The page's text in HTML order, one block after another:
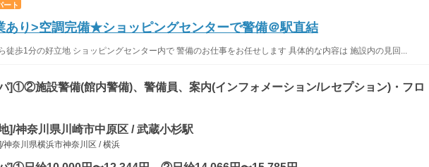
ート
あり>空調完備★ショッピングセンターで警備＠駅直結
徒歩1分の好立地 ショッピングセンター内で 警備のお仕事をお任せします 具体的な内容は 施設内の見回...
]①②施設警備(館内警備)、警備員、案内(インフォメーション/レセプション)・フロ
]/神奈川県川崎市中原区 / 武蔵小杉駅
神奈川県横浜市神奈川区 / 横浜